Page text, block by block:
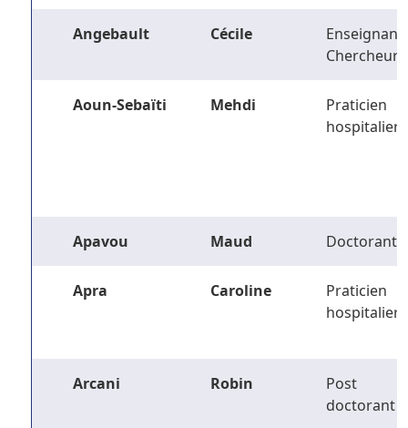
Angebault Cécile
Enseignant-
Chercheur
Aoun-Sebaïti Mehdi
Praticien
hospitalier
Apavou Maud Doctorant
Apra Caroline
Praticien
hospitalier
Arcani Robin
Post
doctorant